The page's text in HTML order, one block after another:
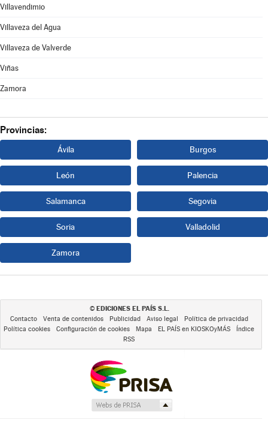
Villavendimio
Villaveza del Agua
Villaveza de Valverde
Viñas
Zamora
Provincias:
Ávila Burgos
León Palencia
Salamanca Segovia
Soria Valladolid
Zamora
© EDICIONES EL PAÍS S.L.
Contacto Venta de contenidos Publicidad Aviso legal
Política de privacidad
Política cookies
Configuración de cookies Mapa EL PAÍS en KIOSKOyMÁS
Índice
RSS